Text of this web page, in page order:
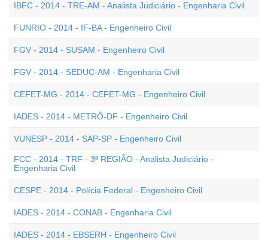
IBFC - 2014 - TRE-AM - Analista Judiciário - Engenharia Civil
FUNRIO - 2014 - IF-BA - Engenheiro Civil
FGV - 2014 - SUSAM - Engenheiro Civil
FGV - 2014 - SEDUC-AM - Engenharia Civil
CEFET-MG - 2014 - CEFET-MG - Engenheiro Civil
IADES - 2014 - METRÔ-DF - Engenheiro Civil
VUNESP - 2014 - SAP-SP - Engenheiro Civil
FCC - 2014 - TRF - 3ª REGIÃO - Analista Judiciário -
Engenharia Civil
CESPE - 2014 - Polícia Federal - Engenheiro Civil
IADES - 2014 - CONAB - Engenharia Civil
IADES - 2014 - EBSERH - Engenheiro Civil